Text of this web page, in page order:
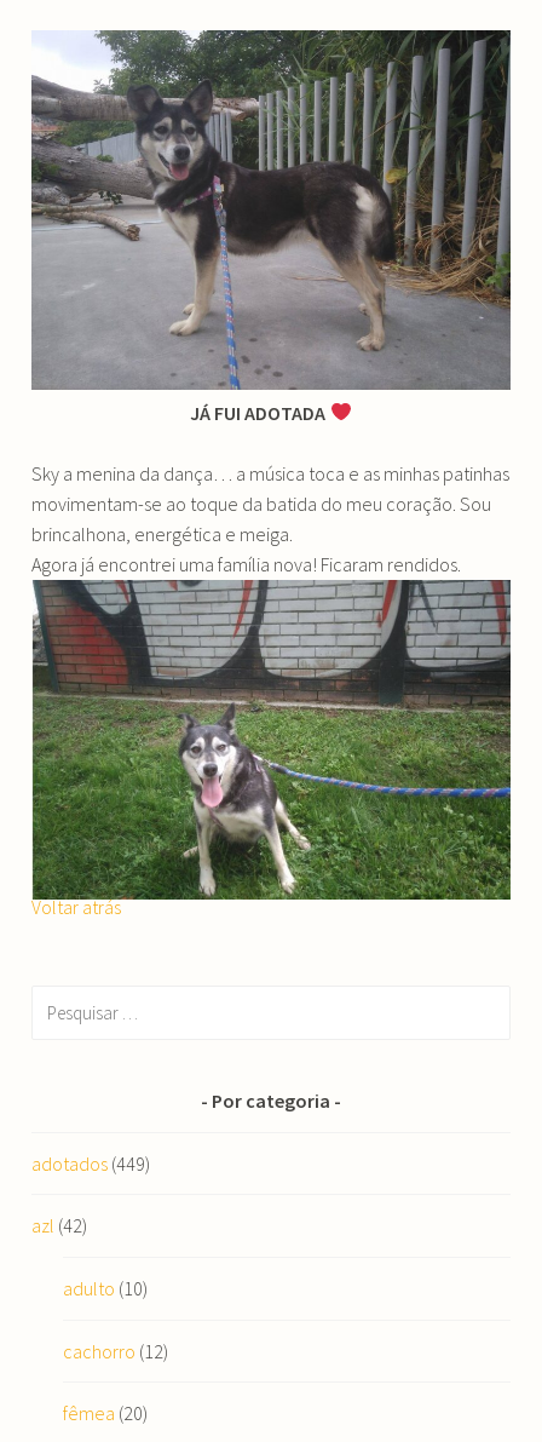
JÁ FUI ADOTADA
Sky a menina da dança… a música toca e as minhas patinhas
movimentam-se ao toque da batida do meu coração. Sou
brincalhona, energética e meiga.
Agora já encontrei uma família nova! Ficaram rendidos.
Voltar atrás
Por categoria
adotados (449)
azl (42)
adulto (10)
cachorro (12)
fêmea (20)